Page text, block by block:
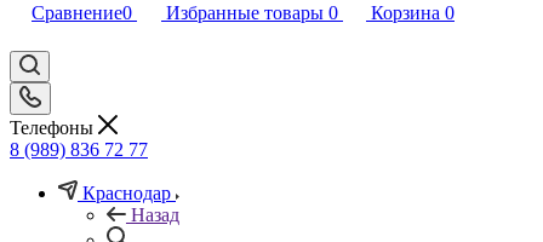
Сравнение0 Избранные товары 0 Корзина 0
Телефоны
8 (989) 836 72 77
Краснодар
Назад